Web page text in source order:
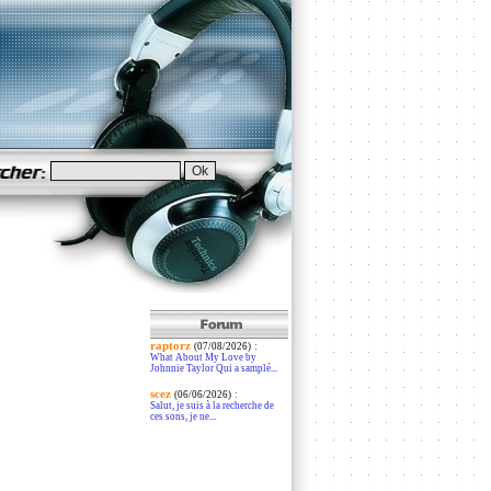
raptorz (07/08/2026):
What About My Love by
Johnnie Taylor Qui a samplé...
scez (06/06/2026):
Salut, je suis à la recherche de
ces sons, je ne...